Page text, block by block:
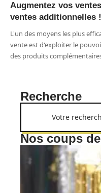
Augmentez vos
ventes additionnelles !
L'un des moyens les plus
vente est d'exploiter le
des produits
Recherche
Nos coups